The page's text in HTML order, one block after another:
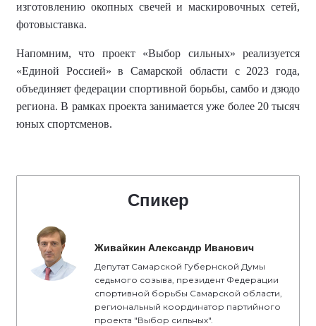
изготовлению окопных свечей и маскировочных сетей,
фотовыставка.
Напомним, что проект «Выбор сильных» реализуется
«Единой Россией» в Самарской области с 2023 года,
объединяет федерации спортивной борьбы, самбо и дзюдо
региона. В рамках проекта занимается уже более 20 тысяч
юных спортсменов.
Спикер
Живайкин Александр Иванович
Депутат Самарской Губернской Думы
седьмого созыва, президент Федерации
спортивной борьбы Самарской области,
региональный координатор партийного
проекта "Выбор сильных".